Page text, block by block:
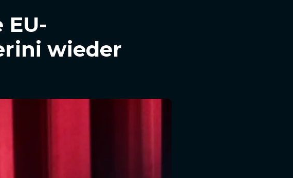
wieder